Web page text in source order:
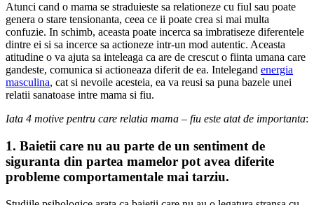
Atunci cand o mama se straduieste sa relationeze cu fiul sau poate
genera o stare tensionanta, ceea ce ii poate crea si mai multa
confuzie. In schimb, aceasta poate incerca sa imbratiseze diferentele
dintre ei si sa incerce sa actioneze intr-un mod autentic. Aceasta
atitudine o va ajuta sa inteleaga ca are de crescut o fiinta umana care
gandeste, comunica si actioneaza diferit de ea. Intelegand energia
masculina, cat si nevoile acesteia, ea va reusi sa puna bazele unei
relatii sanatoase intre mama si fiu.
Iata 4 motive pentru care relatia mama – fiu este atat de importanta:
1. Baietii care nu au parte de un sentiment de
siguranta din partea mamelor pot avea diferite
probleme comportamentale mai tarziu.